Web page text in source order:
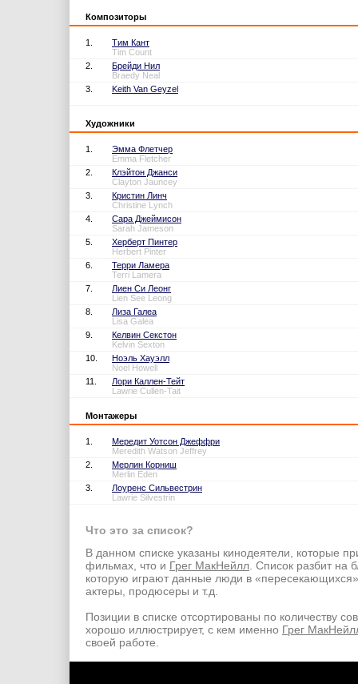
Композиторы
1.
Тим Кант
Tim Count
2.
Брейди Нил
Braedy Neal
3.
Keith Van Geyzel
Художники
1.
Эмма Флетчер
Emma Fletcher
2.
Клэйтон Джанси
Clayton Jauncey
3.
Кристин Линч
Christine Lynch
4.
Сара Джеймисон
Sarah Jameson
5.
Херберт Пинтер
Herbert Pinter
6.
Терри Ламера
Terri Lamera
7.
Лиен Си Леонг
Lien See Leong
8.
Лиза Галеа
Lisa Galea
9.
Келвин Секстон
Kelvin Sexton
10.
Ноэль Хауэлл
Noel Howell
11.
Лори Каллен-Тейт
Lawrie Cullen-Tait
Монтажеры
1.
Мередит Уотсон Джеффри
Meredith Watson Jeffrey
2.
Мерлин Корниш
Merlin Eden
3.
Лоуренс Сильвестрин
Lawrie Silvestrin
Что это за список?
В данном списке указаны кинодеятели, которые
фильмах, что и Грег МакНейлл . Список разбит на
которую играют данные люди в
актеры, продюсеры и т.д.
Позиции в списке отсортированы по количеству
хорошо иллюстрирует, с кем именно Грег
своей работе.